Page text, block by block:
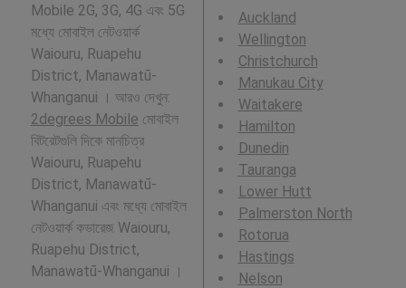
Mobile 2G, 3G, 4G এবং 5G
মধ্যে মোবাইল নেটওয়ার্ক
Waiouru, Ruapehu
District, Manawatū-
Whanganui । আরও দেখুন:
2degrees Mobile মোবাইল
বিটরেটগুলি দিকে মানচিত্র
Waiouru, Ruapehu
District, Manawatū-
Whanganui এবং মধ্যে মোবাইল
নেটওয়ার্ক কভারেজ Waiouru,
Ruapehu District,
Manawatū-Whanganui ।
Auckland
Wellington
Christchurch
Manukau City
Waitakere
Hamilton
Dunedin
Tauranga
Lower Hutt
Palmerston North
Rotorua
Hastings
Nelson